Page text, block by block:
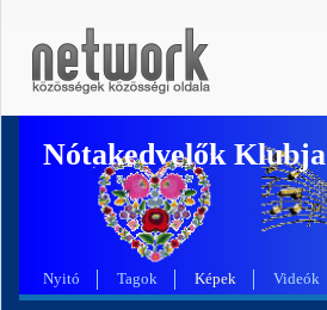
Nótakedvelők Klubja
Nyitó Tagok Képek Videók